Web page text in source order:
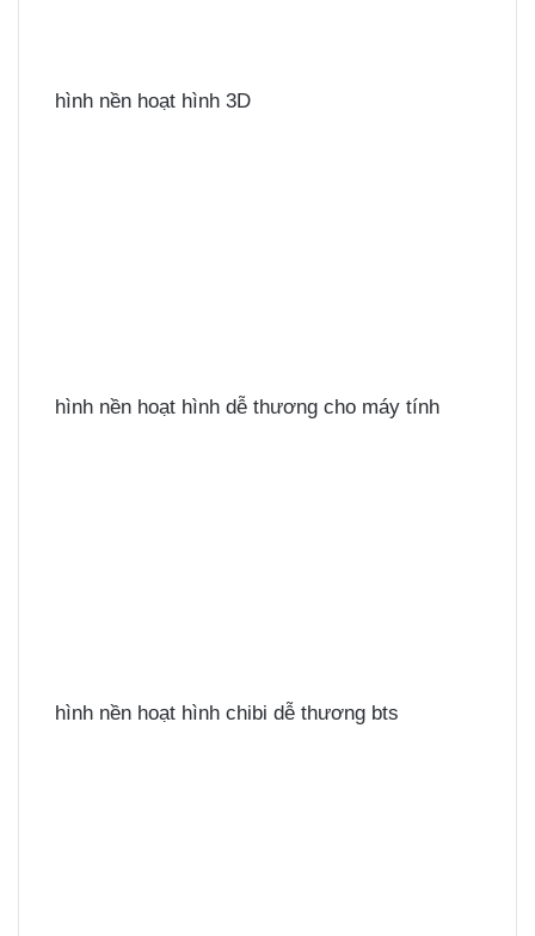
hình nền hoạt hình 3D
hình nền hoạt hình dễ thương cho máy tính
hình nền hoạt hình chibi dễ thương bts